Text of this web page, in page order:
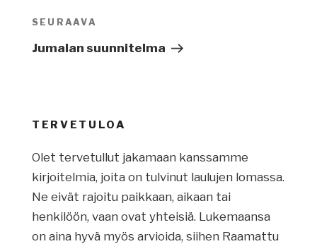
Seuraava
artikkeli
SEURAAVA
Jumalan suunnitelma
TERVETULOA
Olet tervetullut jakamaan kanssamme
kirjoitelmia, joita on tulvinut laulujen lomassa.
Ne eivät rajoitu paikkaan, aikaan tai
henkilöön, vaan ovat yhteisiä. Lukemaansa
on aina hyvä myös arvioida, siihen Raamattu